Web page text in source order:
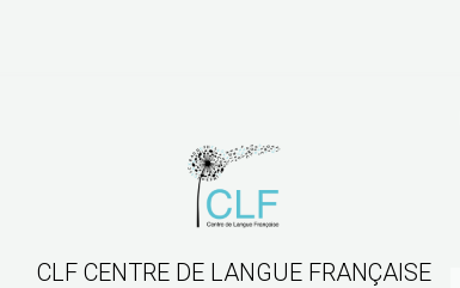
CLF CENTRE DE LANGUE FRANÇAISE